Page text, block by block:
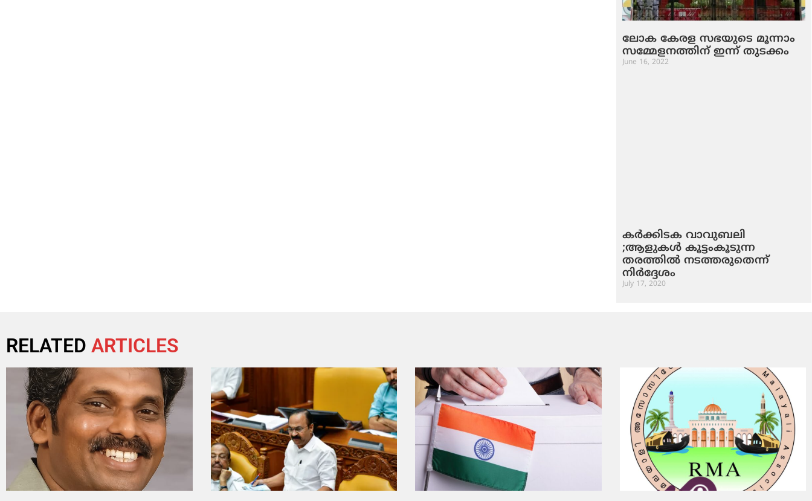
ലോക കേരള സഭയുടെ മൂന്നാം
സമ്മേളനത്തിന് ഇന്ന് തുടക്കം
June 16, 2022
കർക്കിടക വാവുബലി
;ആളുകൾ കൂട്ടംകൂടുന്ന
തരത്തിൽ നടത്തരുതെന്ന്
നിർദ്ദേശം
July 17, 2020
RELATED ARTICLES